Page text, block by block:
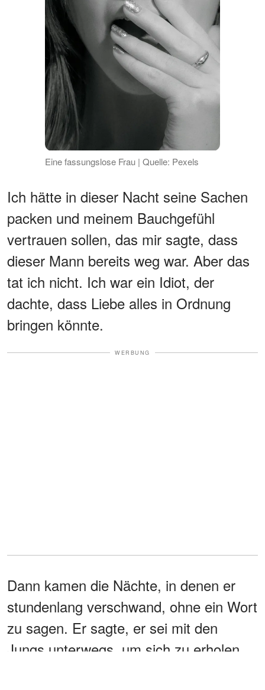
Eine fassungslose Frau | Quelle: Pexels
Ich hätte in dieser Nacht seine Sachen
packen und meinem Bauchgefühl
vertrauen sollen, das mir sagte, dass
dieser Mann bereits weg war. Aber das
tat ich nicht. Ich war ein Idiot, der
dachte, dass Liebe alles in Ordnung
bringen könnte.
WERBUNG
Dann kamen die Nächte, in denen er
stundenlang verschwand, ohne ein Wort
zu sagen. Er sagte, er sei mit den
Jungs unterwegs, um sich zu erholen